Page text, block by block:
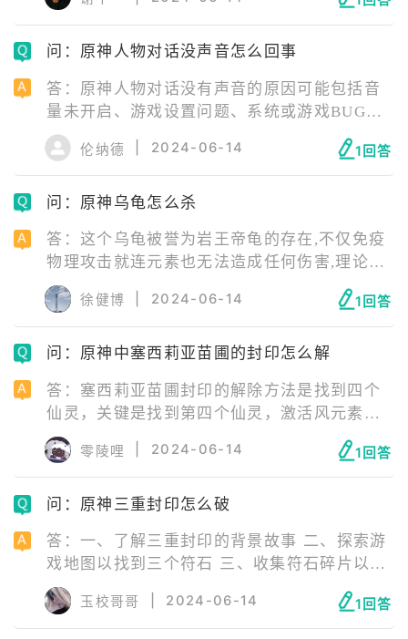
到机关，点击它边上就会出现梯子。 4、爬上
去出现一扇门，走进去发现宝箱和勾玉。 5、
拾取后来到梯子边上，坠落攻击杂碎地板，进
获得勾玉。 7、收集齐三个勾玉后打开大门，
击杀掉魔物即可完成挑战。
问：原神人物对话没声音怎么回事
答：原神人物对话没有声音的原因可能包括音
量未开启、游戏设置问题、系统或游戏BUG、
设备故障、或语音文件丢失。 解决原神人物对
话没有声音的问题，需要从检查基本设置开
始，逐步排查可能的故障原因，并根据具体情
况采取相应的解决措施。
伦纳德 2024-06-14 1回答
问：原神乌龟怎么杀
答：这个乌龟被誉为岩王帝龟的存在,不仅免疫
物理攻击就连元素也无法造成任何伤害,理论上
让他死亡的死亡的方法只有一个,首先找到一只
靠海的乌龟,把它往海里推,用凯亚铺冰送往深水
区。 等冰融化后,在用岩主的荧妹,在龟龟的四
周放石墩子,可以看到乌龟直接被蒸发掉了。 重
三到四次,退出重进也不会刷新。
徐健博 2024-06-14 1回答
问：原神中塞西莉亚苗圃的封印怎么解
答：塞西莉亚苗圃封印的解除方法是找到四个
仙灵，关键是找到第四个仙灵，激活风元素方
碑。 一、前三个仙灵。 二、第四个仙灵。
三、等四个仙灵登上仙灵台柱后，激活风元素
方碑，苗圃升上来后激活它，封印也就解除
了。
零陵哩 2024-06-14 1回答
问：原神三重封印怎么破
答：一、了解三重封印的背景故事 二、探索游
戏地图以找到三个符石 三、收集符石碎片以激
活符石 四、解决三道谜题以打破封印 您需要通
过解决三道谜题来打破封印，在激活符石之
后。每个谜题都需要您使用特定的技能并且解
玉校哥哥 2024-06-14 1回答